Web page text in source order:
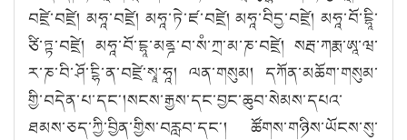
བཛྲེ་བཛྲེ། མཧཱ་བཛྲེ། མཧཱ་ཏེ་ཛ་བཛྲེ། མཧཱ་བིདྱ་བཛྲེ། མཧཱ་བོ་ངྷཱི་
ཙི་ཏྟ་བཛྲེ། མཧཱ་བོ་ངྷཱ་མནྜ་བ་སཾ་ཀྲ་མ་ཎ་བཛྲེ། སརྦ་ཀརྨ་ཨཱ་ཝ་
ར་ཎ་བི་ཤོ་ངྷི་ན་བཛྲེ་སྭཱ་ཧཱ། ལན་གསུམ། དཀོན་མཆོག་གསུམ་
གྱི་བདེན་པ་དང༌།སངས་རྒྱས་དང་བྱང་ཆུབ་སེམས་དཔའ་
ཐམས་ཅད་ཀྱི་བྱིན་གྱིས་བརླབ་དང༌། ཚོགས་གཉིས་ཡོངས་སུ་